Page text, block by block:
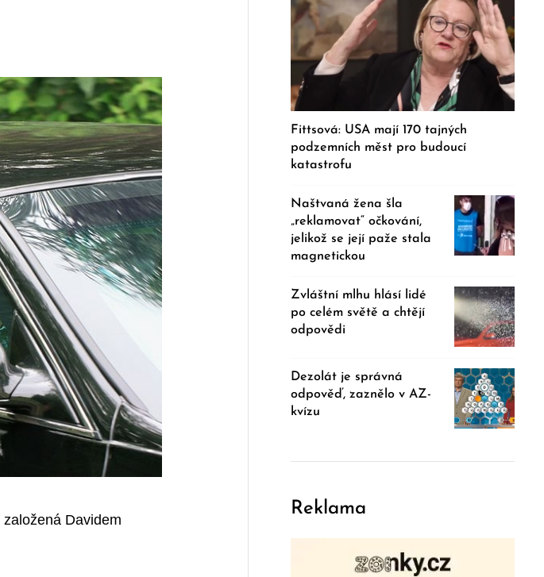
Davidem
Fittsová: USA mají 170 tajných
podzemních měst pro budoucí
katastrofu
Naštvaná žena šla
„reklamovat“ očkování,
jelikož se její paže stala
magnetickou
Zvláštní mlhu hlásí lidé
po celém světě a chtějí
odpovědi
Dezolát je správná
odpověď, zaznělo v AZ-
kvízu
Reklama